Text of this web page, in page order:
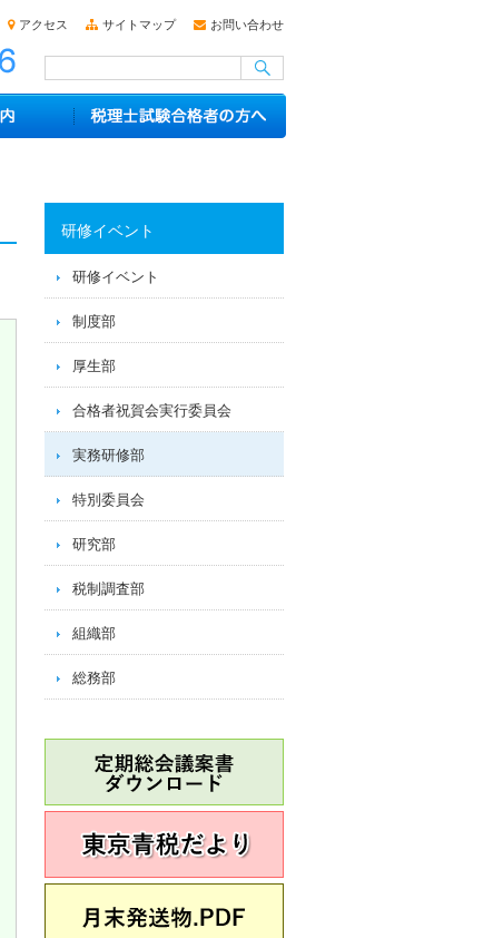
アクセス サイトマップ お問い合わせ
研修イベント
研修イベント
制度部
厚生部
合格者祝賀会実行委員会
実務研修部
特別委員会
研究部
税制調査部
組織部
総務部